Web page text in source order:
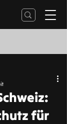
für